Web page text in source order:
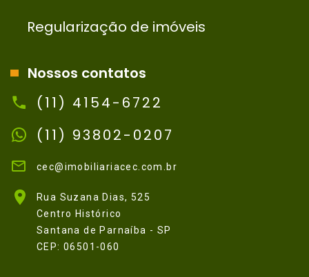
Regularização de imóveis
Nossos contatos
(11) 4154-6722
(11) 93802-0207
cec@imobiliariacec.com.br
Rua Suzana Dias, 525
Centro Histórico
Santana de Parnaíba - SP
CEP: 06501-060